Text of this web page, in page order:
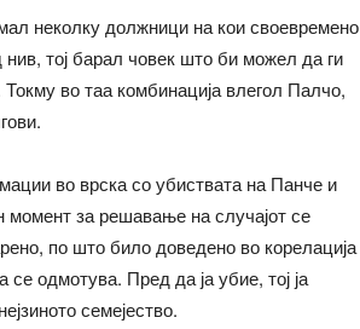
неколку должници на кои своевремено
тој барал човек што би можел да ги
во таа комбинација влегол Палчо,
во врска со убиствата на Панче и
момент за решавање на случајот се
по што било доведено во корелација
одмотува. Пред да ја убие, тој ја
семејество.